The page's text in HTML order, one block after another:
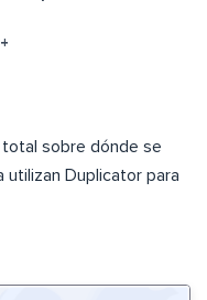
total sobre dónde se
utilizan Duplicator para